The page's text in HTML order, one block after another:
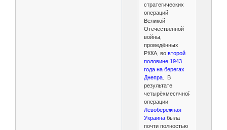
стратегических
операций
Великой
Отечественной
войны,
проведённых
РККА, во второй
половине 1943
года на берегах
Днепра. В
результате
четырёхмесячной
операции
Левобережная
Украина была
почти полностью